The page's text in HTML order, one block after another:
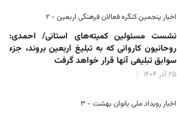
اخبار پنجمین کنگره فعالان فرهنگی اربعین - ۲
نشست مسئولین کمیته‌های استانی/ احمدی:
روحانیون کاروانی که به تبلیغ اربعین بروند، جزء
سوابق تبلیغی آنها قرار خواهد گرفت
۲۵ آذر ۱۴۰۴
اخبار رویداد ملی بانوان بهشت - ۳